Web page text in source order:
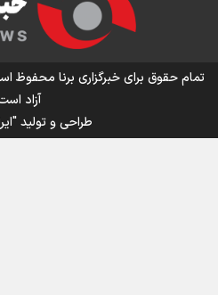
اینفو برنا/ میزان مالیات بر
تمام حقوق برای خبرگزاری برنا محفوظ
آزاد
طراحی و تولید